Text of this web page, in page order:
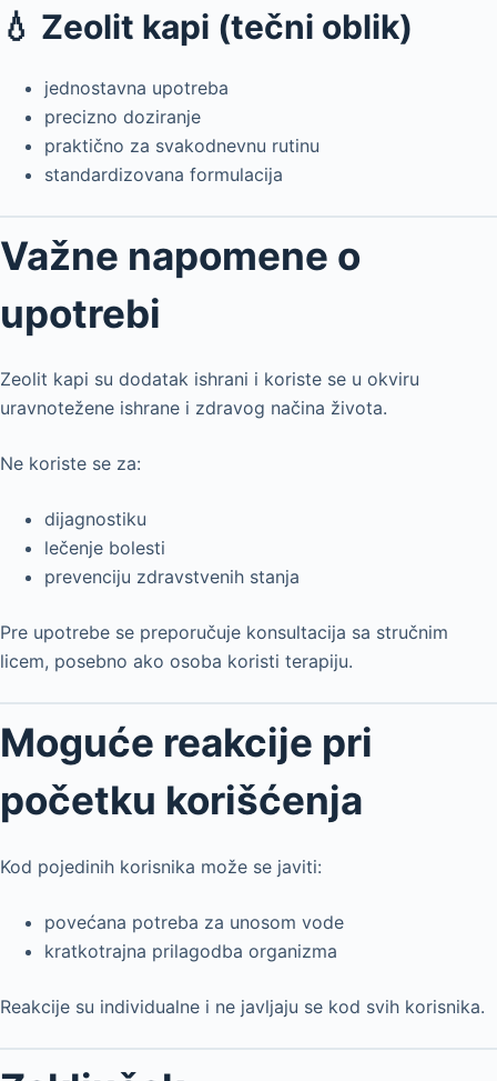
💧 Zeolit kapi (tečni oblik)
jednostavna upotreba
precizno doziranje
praktično za svakodnevnu rutinu
standardizovana formulacija
Važne napomene o
upotrebi
Zeolit kapi su dodatak ishrani i koriste se u okviru
uravnotežene ishrane i zdravog načina života.
Ne koriste se za:
dijagnostiku
lečenje bolesti
prevenciju zdravstvenih stanja
Pre upotrebe se preporučuje konsultacija sa stručnim
licem, posebno ako osoba koristi terapiju.
Moguće reakcije pri
početku korišćenja
Kod pojedinih korisnika može se javiti:
povećana potreba za unosom vode
kratkotrajna prilagodba organizma
Reakcije su individualne i ne javljaju se kod svih korisnika.